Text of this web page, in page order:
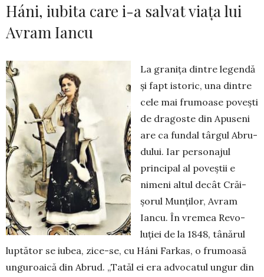
Háni, iubita care i-a salvat viața lui
Avram Iancu
La granița dintre legendă
și fapt istoric, una dintre
cele mai fru­moase povești
de dragoste din Apuseni
are ca fundal târgul Abru­
dului. Iar per­sonajul
principal al poveștii e
nimeni altul decât Crăi­
șorul Munților, Avram
Iancu. În vremea Revo­
luției de la 1848, tâ­nărul
luptător se iubea, zice-se, cu Háni Farkas, o frumoasă
unguroaică din Abrud. „Tatăl ei era advocatul ungur din